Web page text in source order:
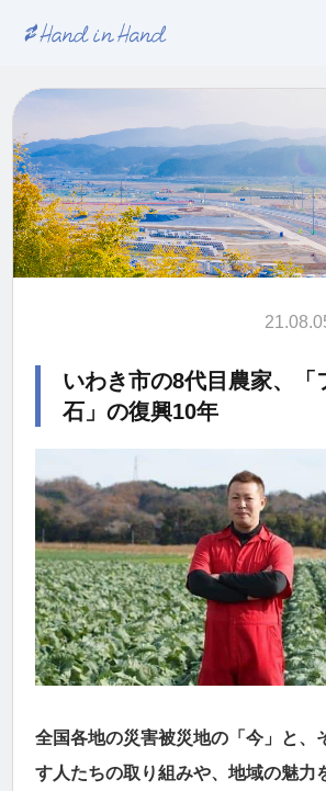
いわき市の8代目農家、「
石」の復興10年
全国各地の災害被災地の「今」と、
す人たちの取り組みや、地域の魅力